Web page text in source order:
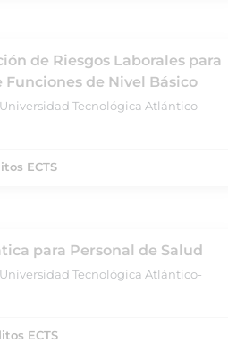
de Riesgos Laborales para
Funciones de Nivel Básico
Tecnológica Atlántico-
ECTS
para Personal de Salud
Tecnológica Atlántico-
ECTS